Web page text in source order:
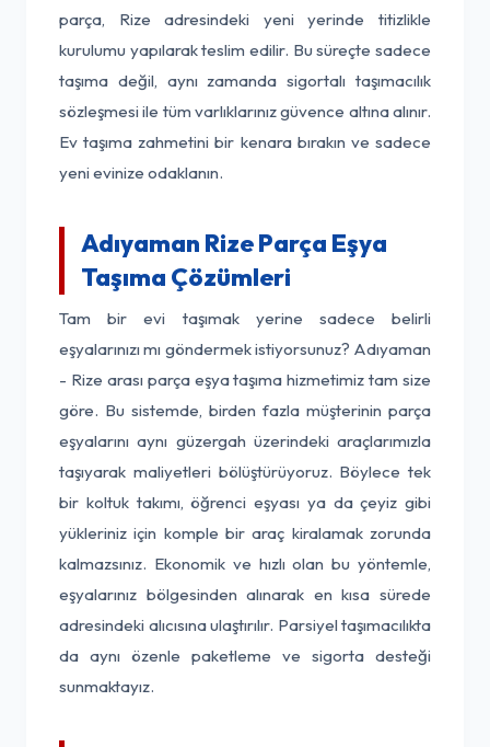
parça, Rize adresindeki yeni yerinde titizlikle
kurulumu yapılarak teslim edilir. Bu süreçte sadece
taşıma değil, aynı zamanda sigortalı taşımacılık
sözleşmesi ile tüm varlıklarınız güvence altına alınır.
Ev taşıma zahmetini bir kenara bırakın ve sadece
yeni evinize odaklanın.
Adıyaman Rize Parça Eşya
Taşıma Çözümleri
Tam bir evi taşımak yerine sadece belirli
eşyalarınızı mı göndermek istiyorsunuz? Adıyaman
- Rize arası parça eşya taşıma hizmetimiz tam size
göre. Bu sistemde, birden fazla müşterinin parça
eşyalarını aynı güzergah üzerindeki araçlarımızla
taşıyarak maliyetleri bölüştürüyoruz. Böylece tek
bir koltuk takımı, öğrenci eşyası ya da çeyiz gibi
yükleriniz için komple bir araç kiralamak zorunda
kalmazsınız. Ekonomik ve hızlı olan bu yöntemle,
eşyalarınız bölgesinden alınarak en kısa sürede
adresindeki alıcısına ulaştırılır. Parsiyel taşımacılıkta
da aynı özenle paketleme ve sigorta desteği
sunmaktayız.